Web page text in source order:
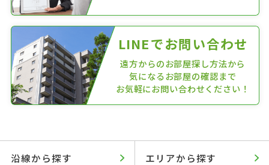
LINEでお問い合わせ
遠方からのお部屋探し方法から
気になるお部屋の確認まで
お気軽にお問い合わせください！
沿線から探す エリアから探す